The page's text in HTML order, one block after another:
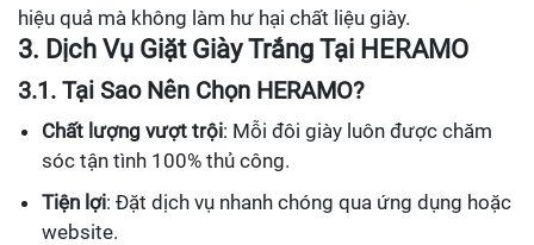
hiệu quả mà không làm hư hại chất liệu giày.
3. Dịch Vụ Giặt Giày Trắng Tại HERAMO
3.1. Tại Sao Nên Chọn HERAMO?
Chất lượng vượt trội: Mỗi đôi giày luôn được chăm
sóc tận tình 100% thủ công.
Tiện lợi: Đặt dịch vụ nhanh chóng qua ứng dụng hoặc
website.